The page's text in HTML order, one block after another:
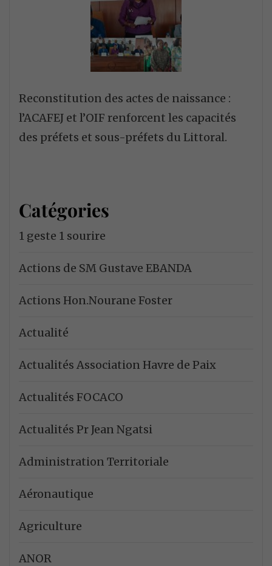
Reconstitution des actes de naissance :
l’ACAFEJ et l’OIF renforcent les capacités
des préfets et sous-préfets du Littoral.
Catégories
1 geste 1 sourire
Actions de SM Gustave EBANDA
Actions Hon.Nourane Foster
Actualité
Actualités Association Havre de Paix
Actualités FOCACO
Actualités Pr Jean Ngatsi
Administration Territoriale
Aéronautique
Agriculture
ANOR